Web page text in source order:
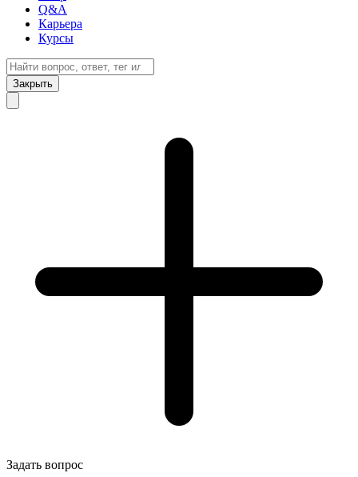
Q&A
Карьера
Курсы
Закрыть
Задать вопрос